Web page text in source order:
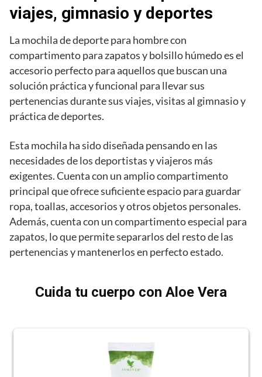
viajes, gimnasio y deportes
La mochila de deporte para hombre con
compartimento para zapatos y bolsillo húmedo es el
accesorio perfecto para aquellos que buscan una
solución práctica y funcional para llevar sus
pertenencias durante sus viajes, visitas al gimnasio y
práctica de deportes.
Esta mochila ha sido diseñada pensando en las
necesidades de los deportistas y viajeros más
exigentes. Cuenta con un amplio compartimento
principal que ofrece suficiente espacio para guardar
ropa, toallas, accesorios y otros objetos personales.
Además, cuenta con un compartimento especial para
zapatos, lo que permite separarlos del resto de las
pertenencias y mantenerlos en perfecto estado.
Cuida tu cuerpo con Aloe Vera